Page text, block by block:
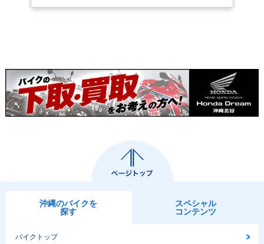
沖縄のバイクを
探す
スペシャル
コンテンツ
バイクトップ